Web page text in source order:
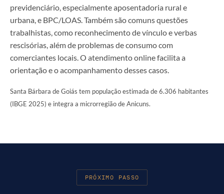
previdenciário, especialmente aposentadoria rural e
urbana, e BPC/LOAS. Também são comuns questões
trabalhistas, como reconhecimento de vínculo e verbas
rescisórias, além de problemas de consumo com
comerciantes locais. O atendimento online facilita a
orientação e o acompanhamento desses casos.
Santa Bárbara de Goiás tem população estimada de 6.306 habitantes
(IBGE 2025) e integra a microrregião de Anicuns.
PRÓXIMO PASSO